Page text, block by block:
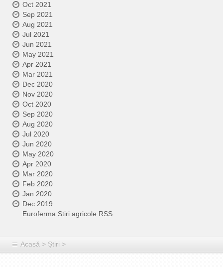
Oct 2021
Sep 2021
Aug 2021
Jul 2021
Jun 2021
May 2021
Apr 2021
Mar 2021
Dec 2020
Nov 2020
Oct 2020
Sep 2020
Aug 2020
Jul 2020
Jun 2020
May 2020
Apr 2020
Mar 2020
Feb 2020
Jan 2020
Dec 2019
Euroferma Stiri agricole RSS
Acasă > Știri >